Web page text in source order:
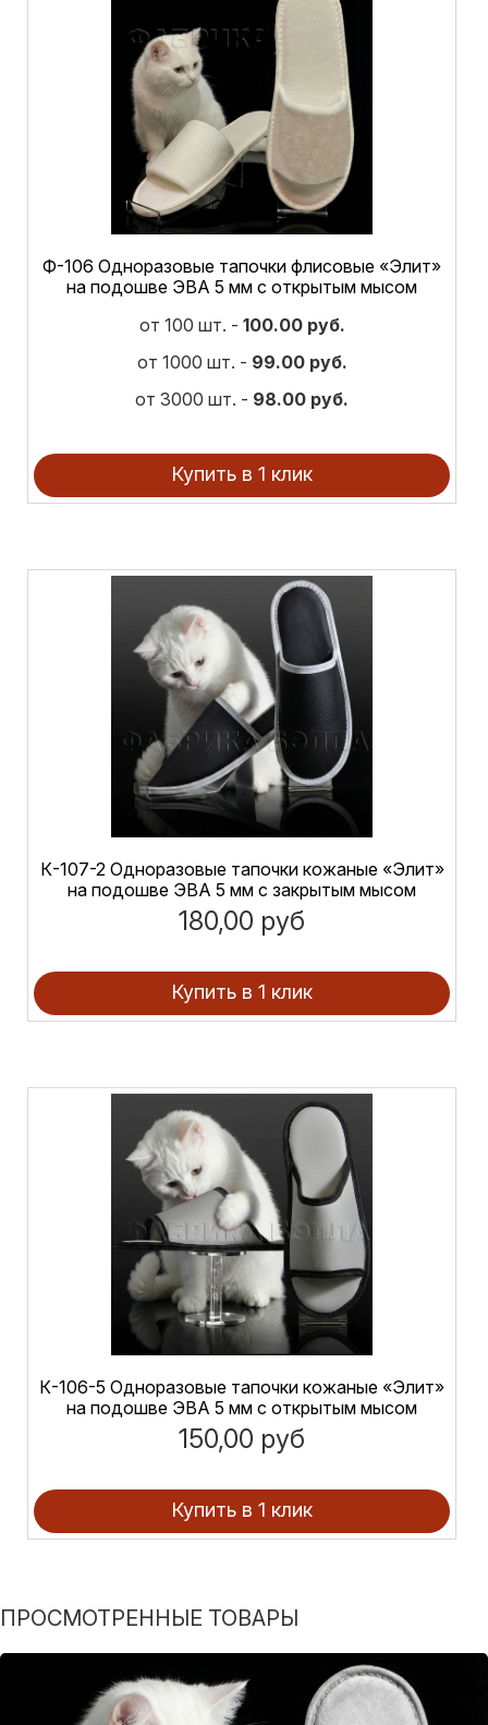
Ф-106 Одноразовые тапочки флисовые «Элит»
на подошве ЭВА 5 мм с открытым мысом
от 100 шт. - 100.00 руб.
от 1000 шт. - 99.00 руб.
от 3000 шт. - 98.00 руб.
Купить в 1 клик
К-107-2 Одноразовые тапочки кожаные «Элит»
на подошве ЭВА 5 мм с закрытым мысом
180,00 руб
Купить в 1 клик
К-106-5 Одноразовые тапочки кожаные «Элит»
на подошве ЭВА 5 мм с открытым мысом
150,00 руб
Купить в 1 клик
ПРОСМОТРЕННЫЕ ТОВАРЫ